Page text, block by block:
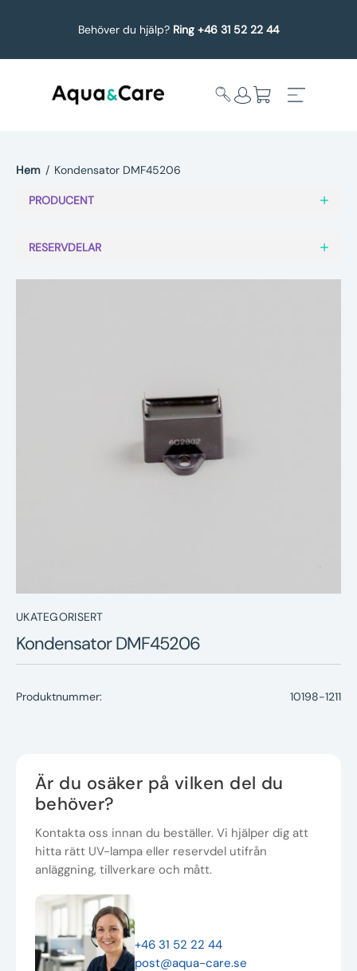
Behöver du hjälp? Ring +46 31 52 22 44
undermeny
Service
Underhållstips
Kontakt
Hem / Kondensator DMF45206
PRODUCENT
RESERVDELAR
UKATEGORISERT
Kondensator DMF45206
Produktnummer: 10198-1211
Är du osäker på vilken del du
behöver?
Kontakta oss innan du beställer. Vi hjälper dig att
hitta rätt UV-lampa eller reservdel utifrån
anläggning, tillverkare och mått.
+46 31 52 22 44
post@aqua-care.se